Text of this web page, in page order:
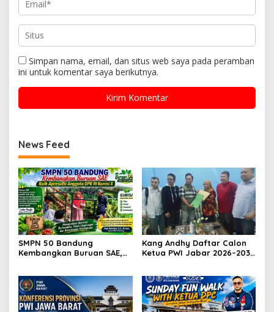
Simpan nama, email, dan situs web saya pada peramban
ini untuk komentar saya berikutnya.
News Feed
SMPN 50 Bandung
Kembangkan Buruan SAE,
Kang Andhy Daftar Calon
Ketua PWI Jabar 2026–2031,
Karier Internasional